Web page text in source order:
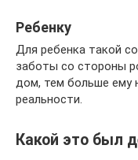
Ребенку
Для ребенка такой
заботы со стороны
дом, тем больше ему
реальности.
Какой это был